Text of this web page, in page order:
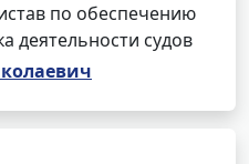
по обеспечению
деятельности судов